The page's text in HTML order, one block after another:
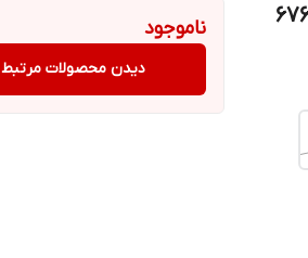
ناموجود
دیدن محصولات مرتبط